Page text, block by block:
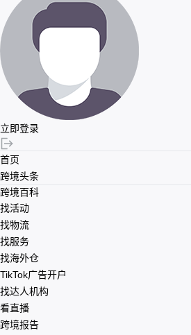
立即登录
首页
跨境头条
跨境百科
找活动
找物流
找服务
找海外仓
TikTok广告开户
找达人机构
看直播
跨境报告